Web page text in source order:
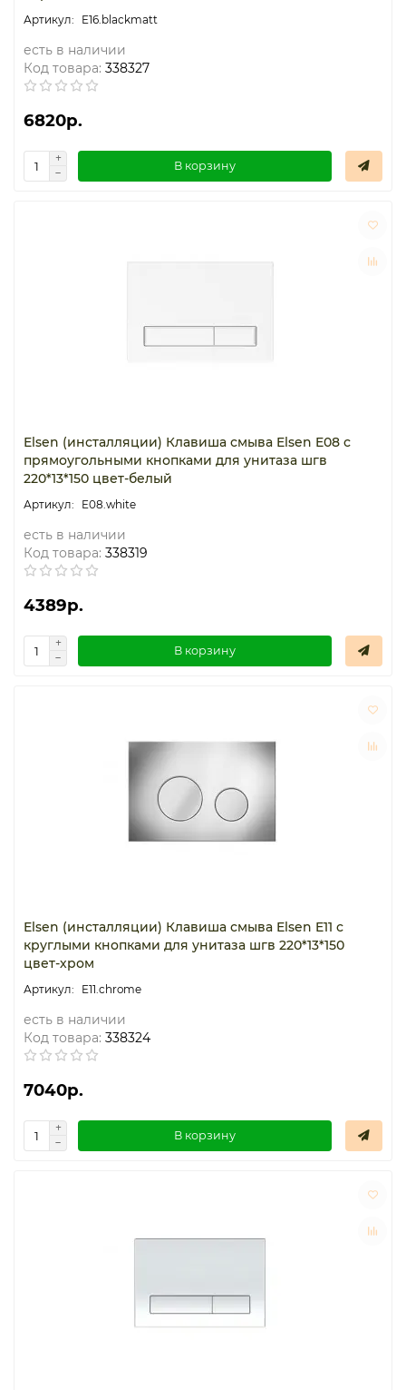
E16.blackmatt
есть в наличии
Код товара: 338327
6820р.
В корзину
Elsen (инсталляции) Клавиша смыва Elsen E08 с
прямоугольными кнопками для унитаза шгв
220*13*150 цвет-белый
E08.white
есть в наличии
Код товара: 338319
4389р.
В корзину
Elsen (инсталляции) Клавиша смыва Elsen E11 с
круглыми кнопками для унитаза шгв 220*13*150
цвет-хром
E11.chrome
есть в наличии
Код товара: 338324
7040р.
В корзину